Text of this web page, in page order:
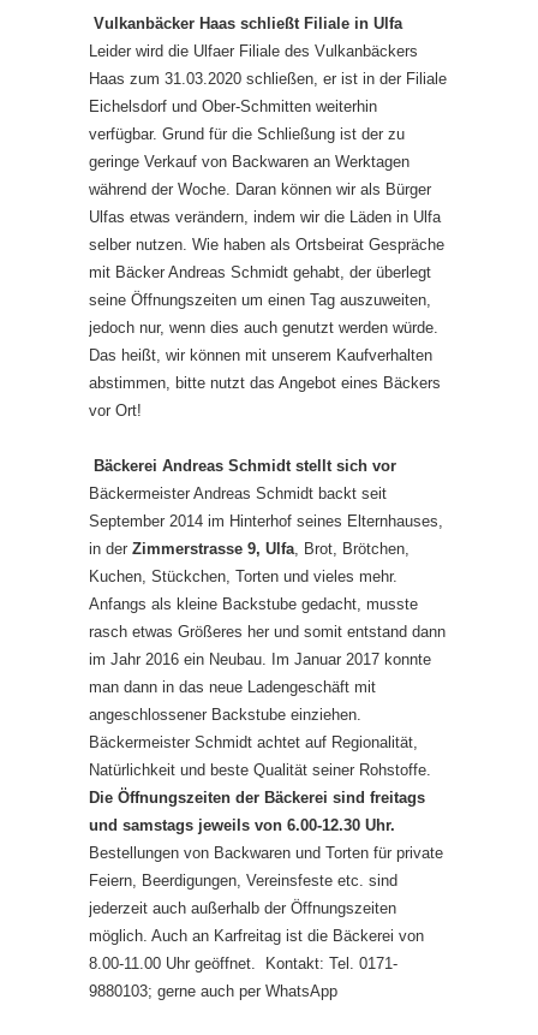
Vulkanbäcker Haas schließt Filiale in Ulfa
Leider wird die Ulfaer Filiale des Vulkanbäckers
Haas zum 31.03.2020 schließen, er ist in der Filiale
Eichelsdorf und Ober-Schmitten weiterhin
verfügbar. Grund für die Schließung ist der zu
geringe Verkauf von Backwaren an Werktagen
während der Woche. Daran können wir als Bürger
Ulfas etwas verändern, indem wir die Läden in Ulfa
selber nutzen. Wie haben als Ortsbeirat Gespräche
mit Bäcker Andreas Schmidt gehabt, der überlegt
seine Öffnungszeiten um einen Tag auszuweiten,
jedoch nur, wenn dies auch genutzt werden würde.
Das heißt, wir können mit unserem Kaufverhalten
abstimmen, bitte nutzt das Angebot eines Bäckers
vor Ort!
Bäckerei Andreas Schmidt stellt sich vor
Bäckermeister Andreas Schmidt backt seit
September 2014 im Hinterhof seines Elternhauses,
in der Zimmerstrasse 9, Ulfa, Brot, Brötchen,
Kuchen, Stückchen, Torten und vieles mehr.
Anfangs als kleine Backstube gedacht, musste
rasch etwas Größeres her und somit entstand dann
im Jahr 2016 ein Neubau. Im Januar 2017 konnte
man dann in das neue Ladengeschäft mit
angeschlossener Backstube einziehen.
Bäckermeister Schmidt achtet auf Regionalität,
Natürlichkeit und beste Qualität seiner Rohstoffe.
Die Öffnungszeiten der Bäckerei sind freitags
und samstags jeweils von 6.00-12.30 Uhr.
Bestellungen von Backwaren und Torten für private
Feiern, Beerdigungen, Vereinsfeste etc. sind
jederzeit auch außerhalb der Öffnungszeiten
möglich. Auch an Karfreitag ist die Bäckerei von
8.00-11.00 Uhr geöffnet. Kontakt: Tel. 0171-
9880103; gerne auch per WhatsApp